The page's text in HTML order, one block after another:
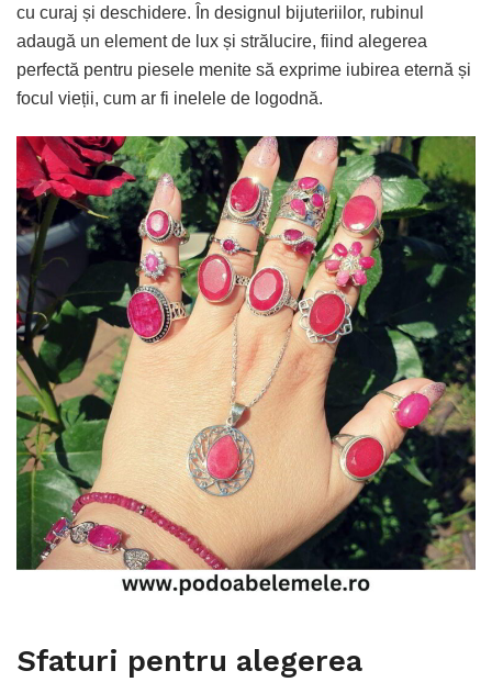
cu curaj și deschidere. În designul bijuteriilor, rubinul
adaugă un element de lux și strălucire, fiind alegerea
perfectă pentru piesele menite să exprime iubirea eternă și
focul vieții, cum ar fi inelele de logodnă.
Sfaturi pentru alegerea